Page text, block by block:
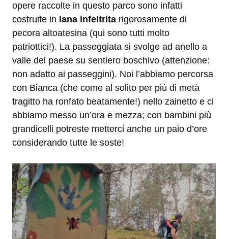
opere raccolte in questo parco sono infatti
costruite in lana infeltrita rigorosamente di
pecora altoatesina (qui sono tutti molto
patriottici!). La passeggiata si svolge ad anello a
valle del paese su sentiero boschivo (attenzione:
non adatto ai passeggini). Noi l’abbiamo percorsa
con Bianca (che come al solito per più di metà
tragitto ha ronfato beatamente!) nello zainetto e ci
abbiamo messo un’ora e mezza; con bambini più
grandicelli potreste metterci anche un paio d’ore
considerando tutte le soste!